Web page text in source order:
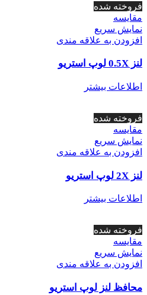
فروخته شده
مقايسه
نمایش سریع
افزودن به علاقه مندی
لنز 0.5X لوپ استریو
اطلاعات بیشتر
فروخته شده
مقايسه
نمایش سریع
افزودن به علاقه مندی
لنز 2X لوپ استریو
اطلاعات بیشتر
فروخته شده
مقايسه
نمایش سریع
افزودن به علاقه مندی
محافظ لنز لوپ استریو